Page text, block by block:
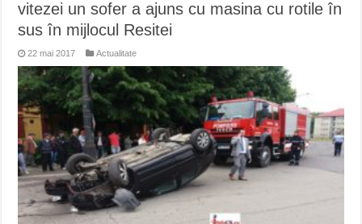
vitezei un sofer a ajuns cu masina cu rotile în
sus în mijlocul Resitei
22 mai 2017 Actualitate